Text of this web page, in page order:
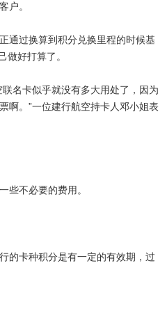
户。
过换算到积分兑换里程的时候基
好打算了。
名卡似乎就没有多大用处了，因为
啊。”一位建行航空持卡人邓小姐表
不必要的费用。
卡种积分是有一定的有效期，过